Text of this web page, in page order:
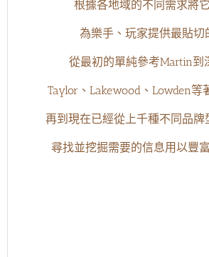
根據各地域的不同需求將
為樂手、玩家提供最貼切
從最初的單純參考Martin到
Taylor、 Lakewood、 Lowden等
再到現在已經從上千種不同品牌
尋找並挖掘需要的信息用以豐